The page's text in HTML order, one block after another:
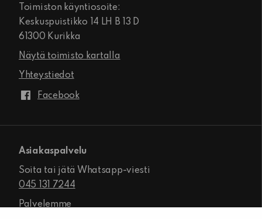
Toimiston käyntiosoite:
Keskuspuistikko 14 LH B 13 D
61300 Kurikka
Näytä toimisto kartalla
Yhteystiedot
Facebook
Asiakaspalvelu
Soita tai jätä Whatsapp-viesti
045 131 7244
Palvelemme